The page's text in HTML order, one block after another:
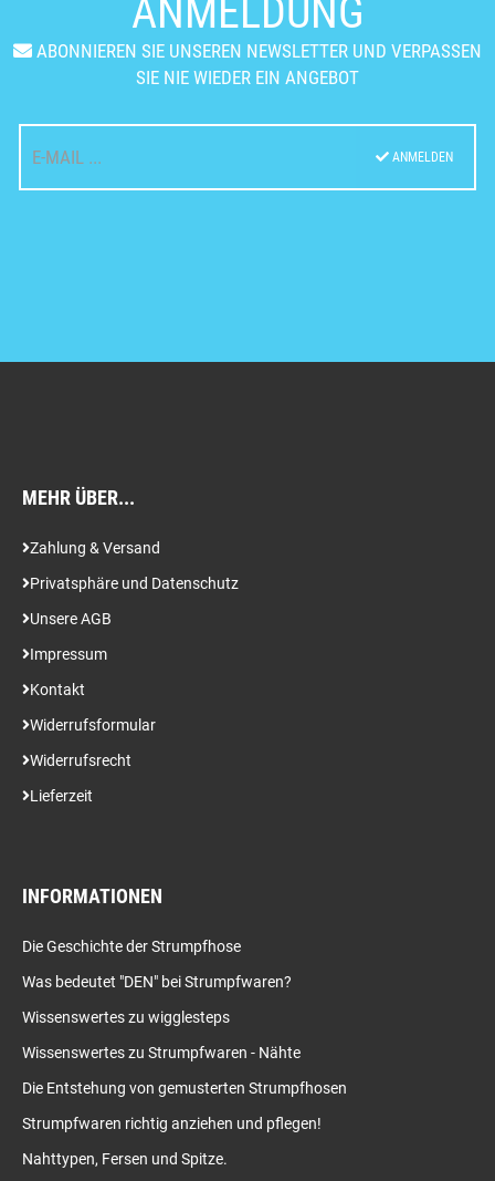
ANMELDUNG
ABONNIEREN SIE UNSEREN NEWSLETTER UND VERPASSEN
SIE NIE WIEDER EIN ANGEBOT
ANMELDEN
MEHR ÜBER...
Zahlung & Versand
Privatsphäre und Datenschutz
Unsere AGB
Impressum
Kontakt
Widerrufsformular
Widerrufsrecht
Lieferzeit
INFORMATIONEN
Die Geschichte der Strumpfhose
Was bedeutet "DEN" bei Strumpfwaren?
Wissenswertes zu wigglesteps
Wissenswertes zu Strumpfwaren - Nähte
Die Entstehung von gemusterten Strumpfhosen
Strumpfwaren richtig anziehen und pflegen!
Nahttypen, Fersen und Spitze.